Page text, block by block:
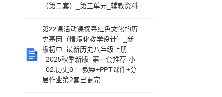
（第二套）_第三单元_辅教资料
第22课活动课探寻红色文化的历
史基因（情境化教学设计）_新
版初中_最新历史八年级上册
_2025秋季新版_第一套推荐-小
_02.历史8上-教案+PPT课件+分
层作业第2套已更完